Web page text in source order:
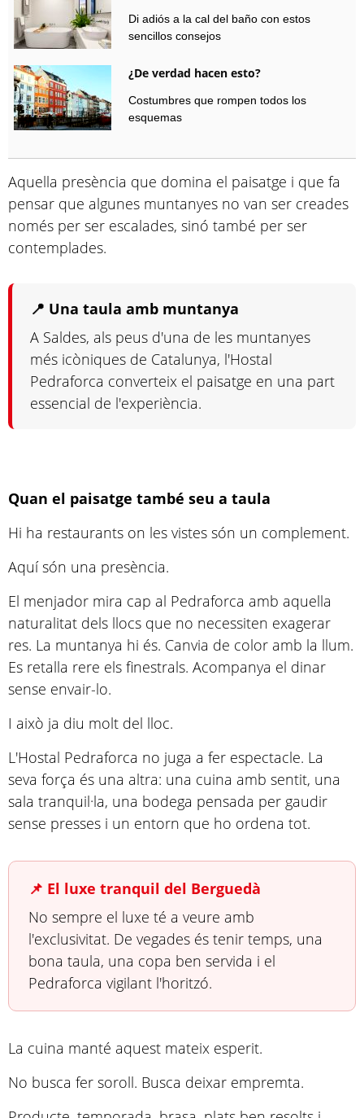
Di adiós a la cal del baño con estos
sencillos consejos
¿De verdad hacen esto?
Costumbres que rompen todos los
esquemas
Aquella presència que domina el paisatge i que fa
pensar que algunes muntanyes no van ser creades
només per ser escalades, sinó també per ser
contemplades.
📍 Una taula amb muntanya
A Saldes, als peus d'una de les muntanyes
més icòniques de Catalunya, l'Hostal
Pedraforca converteix el paisatge en una part
essencial de l'experiència.
Quan el paisatge també seu a taula
Hi ha restaurants on les vistes són un complement.
Aquí són una presència.
El menjador mira cap al Pedraforca amb aquella
naturalitat dels llocs que no necessiten exagerar
res. La muntanya hi és. Canvia de color amb la llum.
Es retalla rere els finestrals. Acompanya el dinar
sense envair-lo.
I això ja diu molt del lloc.
L'Hostal Pedraforca no juga a fer espectacle. La
seva força és una altra: una cuina amb sentit, una
sala tranquil·la, una bodega pensada per gaudir
sense presses i un entorn que ho ordena tot.
📌 El luxe tranquil del Berguedà
No sempre el luxe té a veure amb
l'exclusivitat. De vegades és tenir temps, una
bona taula, una copa ben servida i el
Pedraforca vigilant l'horitzó.
La cuina manté aquest mateix esperit.
No busca fer soroll. Busca deixar empremta.